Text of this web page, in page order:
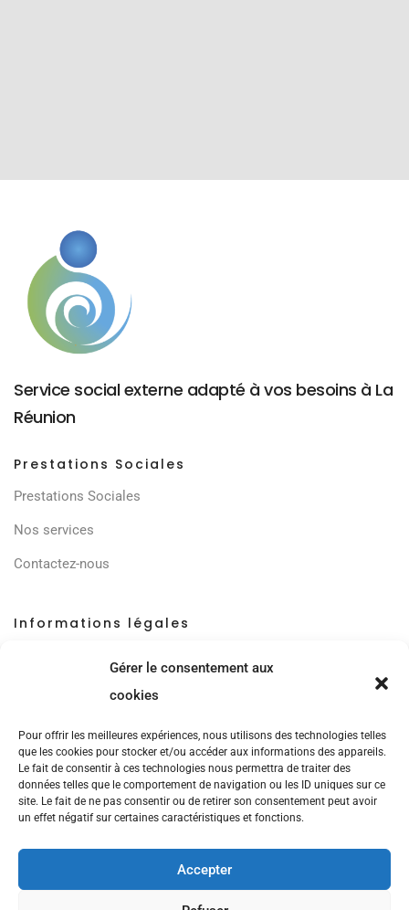
Gérer le consentement aux
cookies
Pour offrir les meilleures expériences, nous utilisons des technologies telles
que les cookies pour stocker et/ou accéder aux informations des appareils.
Le fait de consentir à ces technologies nous permettra de traiter des
données telles que le comportement de navigation ou les ID uniques sur ce
site. Le fait de ne pas consentir ou de retirer son consentement peut avoir
un effet négatif sur certaines caractéristiques et fonctions.
Accepter
Service social externe adapté à vos besoins à La
Réunion
Prestations Sociales
Prestations Sociales
Nos services
Contactez-nous
Informations légales
Politique de cookies (UE)
Nos Réseaux
ce site a été financé à l’aide du FEDER (REACT-UE) dans le cadre de la réponse de l’Union